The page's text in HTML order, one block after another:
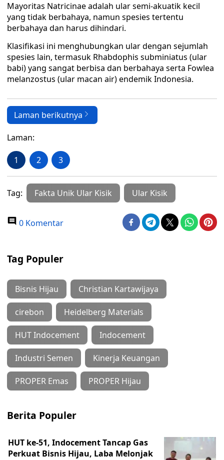
Mayoritas Natricinae adalah ular semi-akuatik kecil
yang tidak berbahaya, namun spesies tertentu
berbahaya dan harus dihindari.
Klasifikasi ini menghubungkan ular dengan sejumlah
spesies lain, termasuk Rhabdophis subminiatus (ular
babi) yang sangat berbisa dan berbahaya serta Fowlea
melanzostus (ular macan air) endemik Indonesia.
Laman berikutnya
Laman:
1 2 3
Tag: Fakta Unik Ular Kisik Ular Kisik
0 Komentar
Tag Populer
Bisnis Hijau Christian Kartawijaya
cirebon Heidelberg Materials
HUT Indocement Indocement
Industri Semen Kinerja Keuangan
PROPER Emas PROPER Hijau
Berita Populer
HUT ke-51, Indocement Tancap Gas
Perkuat Bisnis Hijau, Laba Melonjak